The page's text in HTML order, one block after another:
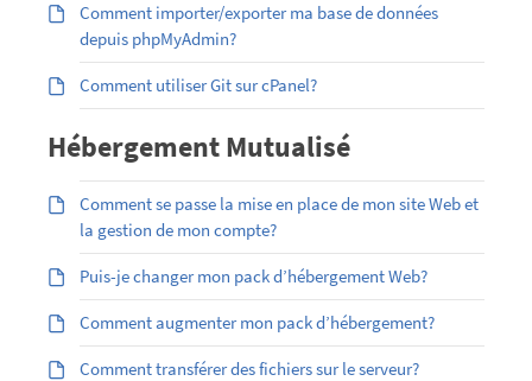
Comment importer/exporter ma base de données
depuis phpMyAdmin?
Comment utiliser Git sur cPanel?
Hébergement Mutualisé
Comment se passe la mise en place de mon site Web et
la gestion de mon compte?
Puis-je changer mon pack d’hébergement Web?
Comment augmenter mon pack d’hébergement?
Comment transférer des fichiers sur le serveur?